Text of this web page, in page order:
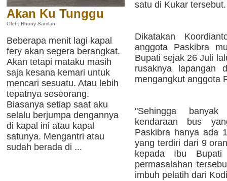
Akan Ku Tunggu
Oleh: Rhony Samlan
Beberapa menit lagi kapal
fery akan segera berangkat.
Akan tetapi mataku masih
saja kesana kemari untuk
mencari sesuatu. Atau lebih
tepatnya seseorang.
Biasanya setiap saat aku
selalu berjumpa dengannya
di kapal ini atau kapal
satunya. Mengantri atau
sudah berada di ...
satu di Kukar tersebut.
Dikatakan
anggota Paskibra
Bupati sejak 26 Juli
rusaknya lapangan
mengangkut anggota
"Sehingga
kendaraan bus
Paskibra hanya ada
yang terdiri dari 9
kepada Ibu
permasalahan
imbuh pelatih dari